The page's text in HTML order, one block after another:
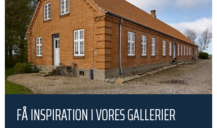
FÅ INSPIRATION I VORES GALLERIER